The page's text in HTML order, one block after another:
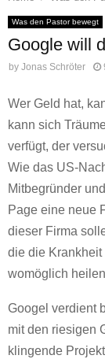
Was den Pastor bewegt
Google will
by Jonas Schröter
Wer Geld hat,
kann sich
verfügt, der
Wie das US-
Mitbegründer
Page eine neue
dieser Firma
die die Krankheit
womöglich
Googel verdient
mit den riesigen
klingende